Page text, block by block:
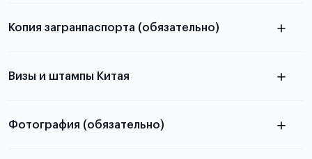
статье справка с места учёбы в Китае
Копия загранпаспорта (обязательно)
паспорта
Визы и штампы Китая
Фотография (обязательно)